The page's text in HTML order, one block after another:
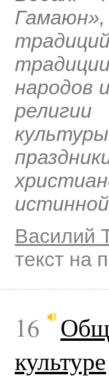
народов
Василий
текст на
16
культуре